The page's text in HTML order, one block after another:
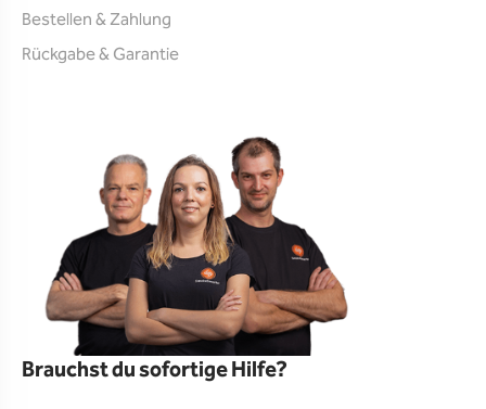
Bestellen & Zahlung
Rückgabe & Garantie
Brauchst du sofortige Hilfe?